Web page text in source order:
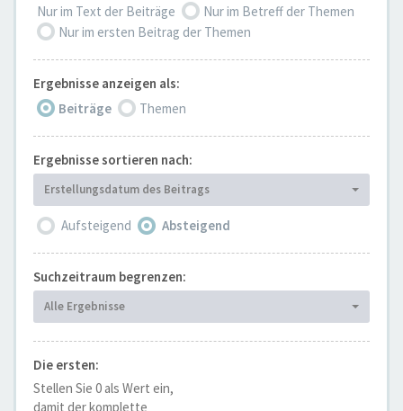
Nur im Text der Beiträge
Nur im Betreff der Themen
Nur im ersten Beitrag der Themen
Ergebnisse anzeigen als:
Beiträge
Themen
Ergebnisse sortieren nach:
Erstellungsdatum des Beitrags
Aufsteigend Absteigend
Suchzeitraum begrenzen:
Alle Ergebnisse
Die ersten:
Stellen Sie 0 als Wert ein,
damit der komplette